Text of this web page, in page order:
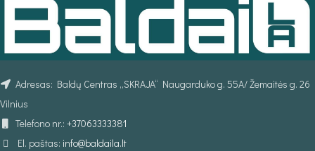
Adresas: Baldų Centras „SKRAJA“ Naugarduko g. 55A/ Žemaitės g. 26
Vilnius
Telefono nr.: +37063333381
El. paštas: info@baldaila.lt